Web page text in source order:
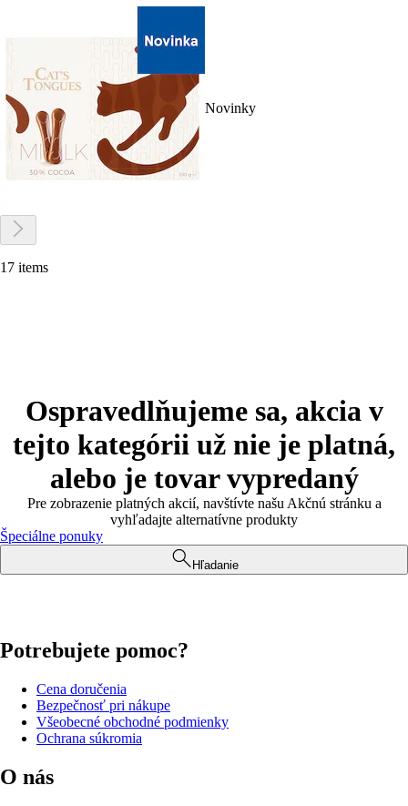
Novinky
17 items
Ospravedlňujeme sa, akcia v
tejto kategórii už nie je platná,
alebo je tovar vypredaný
Pre zobrazenie platných akcií, navštívte našu Akčnú stránku a
vyhľadajte alternatívne produkty
Špeciálne ponuky
Hľadanie
Potrebujete pomoc?
Cena doručenia
Bezpečnosť pri nákupe
Všeobecné obchodné podmienky
Ochrana súkromia
O nás